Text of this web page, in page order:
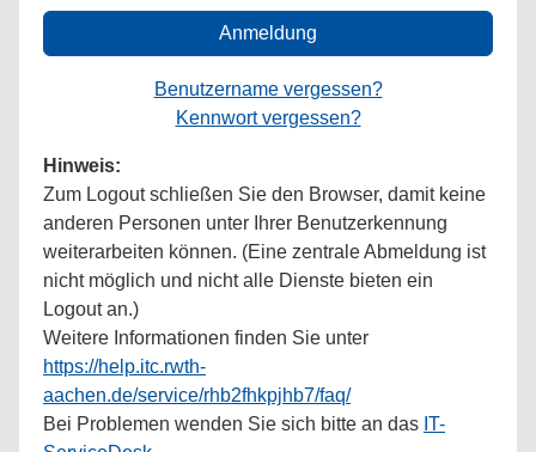
Anmeldung
Benutzername vergessen?
Kennwort vergessen?
Hinweis:
Zum Logout schließen Sie den Browser, damit keine
anderen Personen unter Ihrer Benutzerkennung
weiterarbeiten können. (Eine zentrale Abmeldung ist
nicht möglich und nicht alle Dienste bieten ein
Logout an.)
Weitere Informationen finden Sie unter
https://help.itc.rwth-
aachen.de/service/rhb2fhkpjhb7/faq/
Bei Problemen wenden Sie sich bitte an das IT-